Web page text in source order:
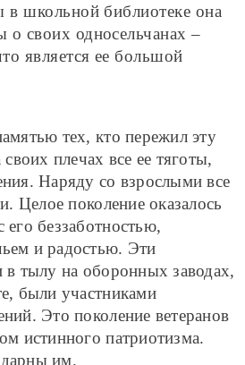
в школьной библиотеке она
о своих односельчанах –
является ее большой
тех, кто пережил эту
плечах все ее тяготы,
Наряду со взрослыми все
Целое поколение оказалось
беззаботностью,
и радостью. Эти
в тылу на оборонных заводах,
были участниками
Это поколение ветеранов
истинного патриотизма.
им.